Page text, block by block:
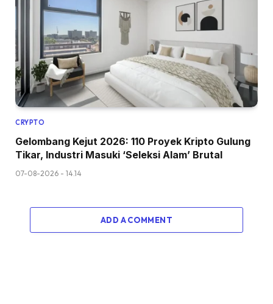
CRYPTO
Gelombang Kejut 2026: 110 Proyek Kripto Gulung
Tikar, Industri Masuki ‘Seleksi Alam’ Brutal
07-08-2026 - 14.14
ADD A COMMENT